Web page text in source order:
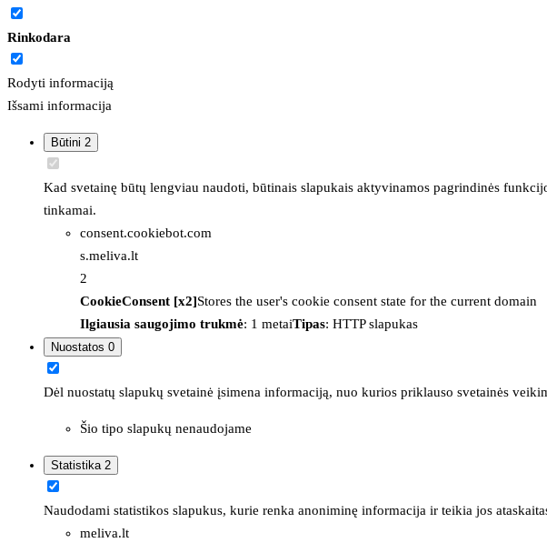
Rinkodara
Rodyti informaciją
Išsami informacija
Būtini 2
Kad svetainę būtų lengviau naudoti, būtinais slapukais aktyvinamos pagrindinės
tinkamai.
consent.cookiebot.com
s.meliva.lt
2
CookieConsent [x2]Stores the user's cookie consent state for the current domain
Ilgiausia saugojimo trukmė: 1 metaiTipas: HTTP slapukas
Nuostatos 0
Dėl nuostatų slapukų svetainė įsimena informaciją, nuo kurios priklauso svetainės
Šio tipo slapukų nenaudojame
Statistika 2
Naudodami statistikos slapukus, kurie renka anoniminę informacija ir teikia jos
meliva.lt